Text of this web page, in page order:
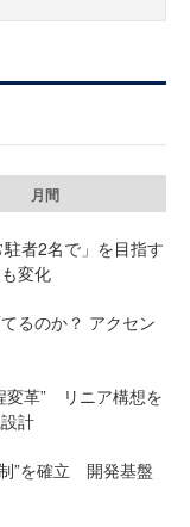
月間
者2名で」を目指す
変化
るのか？ アクセン
変革” リニア構想を
計
”を確立 開発基盤